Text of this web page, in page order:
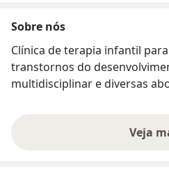
Sobre nós
Clínica de terapia infantil
transtornos do
multidisciplinar e diversas
Veja